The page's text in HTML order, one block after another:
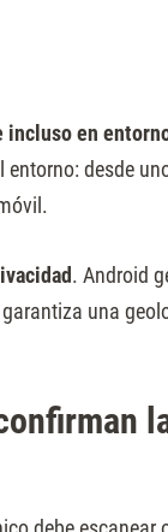
incluso en
desde
. Android
una